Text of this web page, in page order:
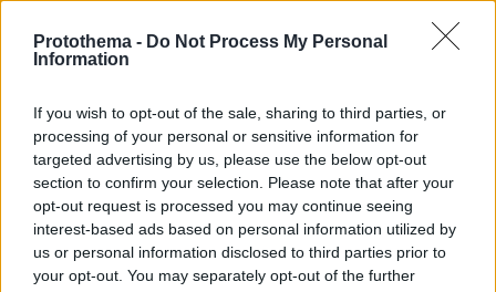
Protothema - Do Not Process My Personal
Information
If you wish to opt-out of the sale, sharing to third parties, or
processing of your personal or sensitive information for
targeted advertising by us, please use the below opt-out
section to confirm your selection. Please note that after your
opt-out request is processed you may continue seeing
interest-based ads based on personal information utilized by
us or personal information disclosed to third parties prior to
your opt-out. You may separately opt-out of the further
διασύνδεση των δορυφορικών δεδομένων με
τα υφιστάμενα συστήματα διαχείρισης κρίσεων
της χώρας. Η OroraTech, σε συνεργασία με
ελληνικούς φορείς και εταιρείες, έχει ήδη
προχωρήσει στην ενσωμάτωση της
πλατφόρμας wildfire solution και των
δεδομένων ενεργών πυρκαγιών στα